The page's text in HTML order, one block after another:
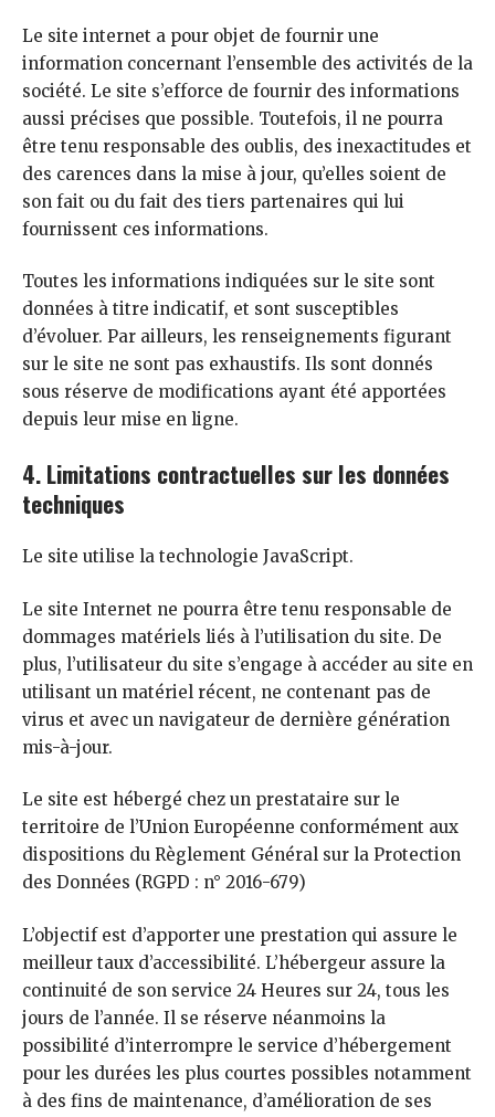
Le site internet a pour objet de fournir une
information concernant l’ensemble des activités de la
société. Le site s’efforce de fournir des informations
aussi précises que possible. Toutefois, il ne pourra
être tenu responsable des oublis, des inexactitudes et
des carences dans la mise à jour, qu’elles soient de
son fait ou du fait des tiers partenaires qui lui
fournissent ces informations.
Toutes les informations indiquées sur le site sont
données à titre indicatif, et sont susceptibles
d’évoluer. Par ailleurs, les renseignements figurant
sur le site ne sont pas exhaustifs. Ils sont donnés
sous réserve de modifications ayant été apportées
depuis leur mise en ligne.
4. Limitations contractuelles sur les données
techniques
Le site utilise la technologie JavaScript.
Le site Internet ne pourra être tenu responsable de
dommages matériels liés à l’utilisation du site. De
plus, l’utilisateur du site s’engage à accéder au site en
utilisant un matériel récent, ne contenant pas de
virus et avec un navigateur de dernière génération
mis-à-jour.
Le site est hébergé chez un prestataire sur le
territoire de l’Union Européenne conformément aux
dispositions du Règlement Général sur la Protection
des Données (RGPD : n° 2016-679)
L’objectif est d’apporter une prestation qui assure le
meilleur taux d’accessibilité. L’hébergeur assure la
continuité de son service 24 Heures sur 24, tous les
jours de l’année. Il se réserve néanmoins la
possibilité d’interrompre le service d’hébergement
pour les durées les plus courtes possibles notamment
à des fins de maintenance, d’amélioration de ses